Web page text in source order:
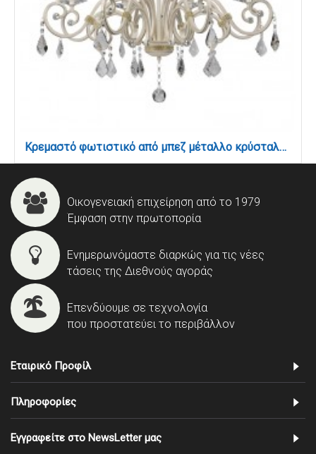
Κρεμαστό φωτιστικό από μπεζ μέταλλο κρύσταλλα και υφασμάτινο καπέλο 8XE14 D:75cm (5276-8)
Οικογενειακή επιχείρηση από το 1979
Έμφαση στην πρωτοπορία
Ενημερωνόμαστε διαρκώς για τις νέες
τάσεις της Διεθνούς αγοράς
Επενδύουμε σε τεχνολογία
που προστατεύει το περιβάλλον
Εταιρικό Προφίλ
Πληροφορίες
Εγγραφείτε στο NewsLetter μας